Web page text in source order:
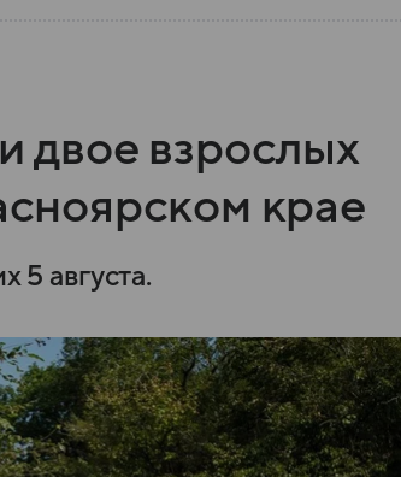
двое взрослых
крае
5 августа.